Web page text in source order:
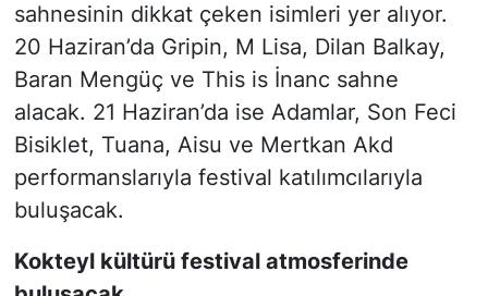
sahnesinin dikkat çeken isimleri yer alıyor.
20 Haziran’da Gripin, M Lisa, Dilan Balkay,
Baran Mengüç ve This is İnanc sahne
alacak. 21 Haziran’da ise Adamlar, Son Feci
Bisiklet, Tuana, Aisu ve Mertkan Akd
performanslarıyla festival katılımcılarıyla
buluşacak.
Kokteyl kültürü festival atmosferinde